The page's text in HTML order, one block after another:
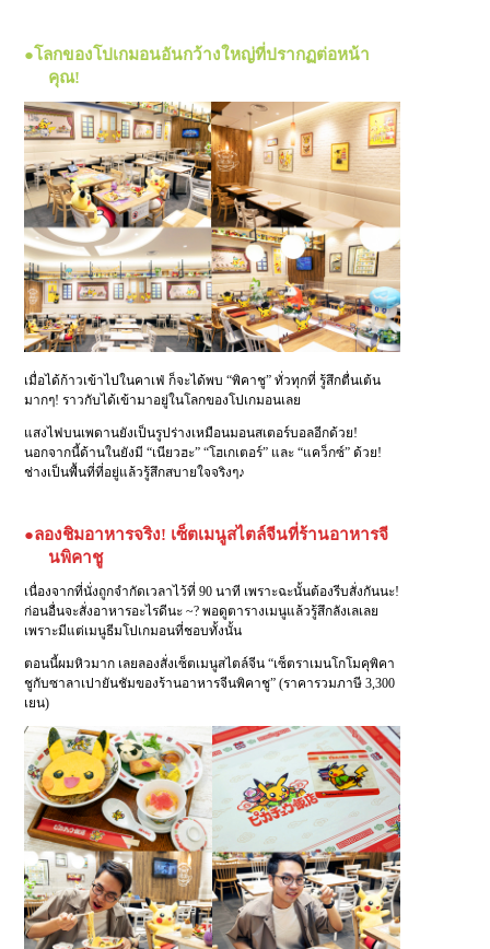
●โลกของโปเกมอนอันกว้างใหญ่ที่ปรากฏต่อหน้า
คุณ!
เมื่อได้ก้าวเข้าไปในคาเฟ่ ก็จะได้พบ “พิคาชู” ทั่วทุกที่ รู้สึกตื่นเต้น
มากๆ! ราวกับได้เข้ามาอยู่ในโลกของโปเกมอนเลย
แสงไฟบนเพดานยังเป็นรูปร่างเหมือนมอนสเตอร์บอลอีกด้วย!
นอกจากนี้ด้านในยังมี “เนียวฮะ” “โฮเกเตอร์” และ “แคว็กซ์” ด้วย!
ช่างเป็นพื้นที่ที่อยู่แล้วรู้สึกสบายใจจริงๆ♪
●ลองชิมอาหารจริง! เซ็ตเมนูสไตล์จีนที่ร้านอาหารจี
นพิคาชู
เนื่องจากที่นั่งถูกจำกัดเวลาไว้ที่ 90 นาที เพราะฉะนั้นต้องรีบสั่งกันนะ!
ก่อนอื่นจะสั่งอาหารอะไรดีนะ ~? พอดูตารางเมนูแล้วรู้สึกลังเลเลย
เพราะมีแต่เมนูธีมโปเกมอนที่ชอบทั้งนั้น
ตอนนี้ผมหิวมาก เลยลองสั่งเซ็ตเมนูสไตล์จีน “เซ็ตราเมนโกโมคุพิคา
ชูกับซาลาเปายันชัมของร้านอาหารจีนพิคาชู” (ราคารวมภาษี 3,300
เยน)